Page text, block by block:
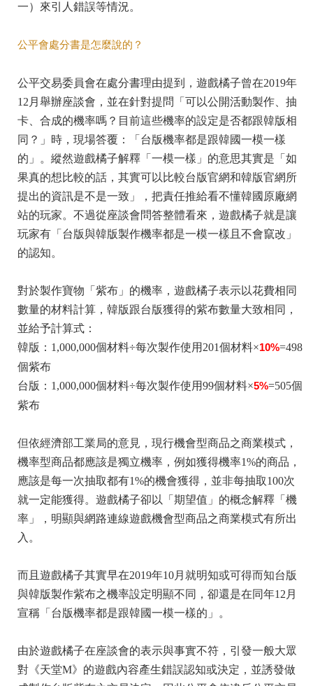
一）來引人錯誤等情況。
公平會處分書是怎麼說的？
公平交易委員會在處分書理由提到，遊戲橘子曾在2019年
12月舉辦座談會，並在針對提問「可以公開活動製作、抽
卡、合成的機率嗎？目前這些機率的設定是否都跟韓版相
同？」時，現場答覆：「台版機率都是跟韓國一模一樣
的」。縱然遊戲橘子解釋「一模一樣」的意思其實是「如
果真的想比較的話，其實可以比較台版官網和韓版官網所
提出的資訊是不是一致」，把責任推給看不懂韓國原廠網
站的玩家。不過從座談會問答整體看來，遊戲橘子就是讓
玩家有「台版與韓版製作機率都是一模一樣且不會竄改」
的認知。
對於製作寶物「紫布」的機率，遊戲橘子表示以花費相同
數量的材料計算，韓版跟台版獲得的紫布數量大致相同，
並給予計算式：
韓版：1,000,000個材料÷每次製作使用201個材料×10%=498
個紫布
台版：1,000,000個材料÷每次製作使用99個材料×5%=505個
紫布
但依經濟部工業局的意見，現行機會型商品之商業模式，
機率型商品都應該是獨立機率，例如獲得機率1%的商品，
應該是每一次抽取都有1%的機會獲得，並非每抽取100次
就一定能獲得。遊戲橘子卻以「期望值」的概念解釋「機
率」，明顯與網路連線遊戲機會型商品之商業模式有所出
入。
而且遊戲橘子其實早在2019年10月就明知或可得而知台版
與韓版製作紫布之機率設定明顯不同，卻還是在同年12月
宣稱「台版機率都是跟韓國一模一樣的」。
由於遊戲橘子在座談會的表示與事實不符，引發一般大眾
對《天堂M》的遊戲內容產生錯誤認知或決定，並誘發做